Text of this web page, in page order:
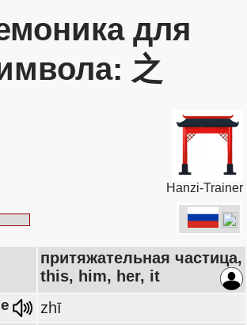
для
之
Hanzi-Trainer
притяжательная частица,
this, him, her, it
zhī